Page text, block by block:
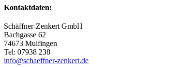
Kontaktdaten:
Schäffner-Zenkert GmbH
Bachgasse 62
74673 Mulfingen
Tel: 07938 238
info@schaeffner-zenkert.de